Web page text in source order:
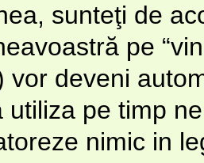
sunteţi de
pe
vor deveni
utiliza pe timp
nimic in